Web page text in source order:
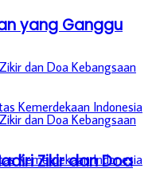
Zikir dan Doa
yang Ganggu